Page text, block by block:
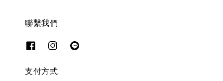
聯繫我們
支付方式